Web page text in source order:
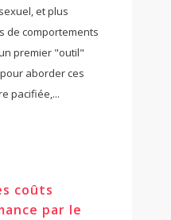
et plus
de comportements
premier "outil"
aborder ces
pacifiée,...
coûts
par le